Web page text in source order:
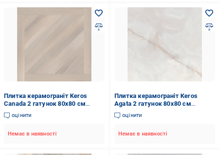
Плитка керамограніт Keros
Canada 2 гатунок 80х80 см
Деревина (1673)
оцінити
Немає в наявності
Плитка керамограніт Keros
Agata 2 гатунок 80х80 см
Перлинний (1980)
оцінити
Немає в наявності